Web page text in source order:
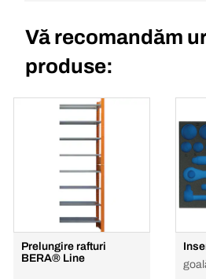
Vă recomandăm
produse:
Prelungire rafturi
BERA® Line